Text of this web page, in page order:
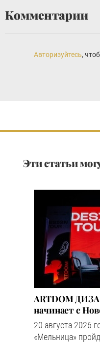
Комментарии
Авторизуйтесь,
Эти статьи
ARTDOM
начинает с
20 августа 2026
«Мельница»